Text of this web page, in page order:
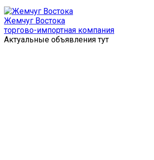
Перейти
к
содержимому
Жемчуг Востока
торгово-импортная компания
Актуальные объявления тут